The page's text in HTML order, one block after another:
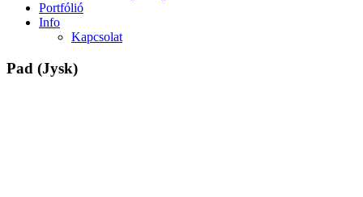
Portfólió
Info
Kapcsolat
Pad (Jysk)